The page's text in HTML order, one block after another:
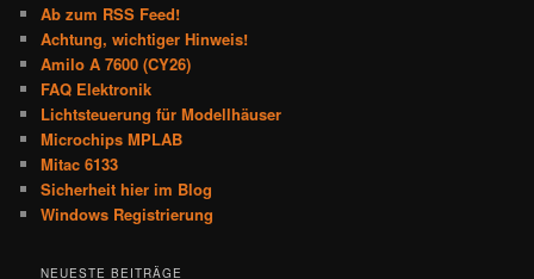
Ab zum RSS Feed!
Achtung, wichtiger Hinweis!
Amilo A 7600 (CY26)
FAQ Elektronik
Lichtsteuerung für Modellhäuser
Microchips MPLAB
Mitac 6133
Sicherheit hier im Blog
Windows Registrierung
NEUESTE BEITRÄGE